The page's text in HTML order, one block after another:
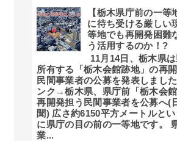
【栃木県庁前の一等
に待ち受ける厳しい
等地でも再開発困難
う活用するのか！?
11月14日、栃木県
所有する「栃木会館跡地」の再
民間事業者の公募を発表しまし
ンク→栃木県、県庁前「栃木会
再開発担う民間事業者を公募へ(
聞) 広さ約6150平方メートルと
に県庁の目の前の一等地です。
業...